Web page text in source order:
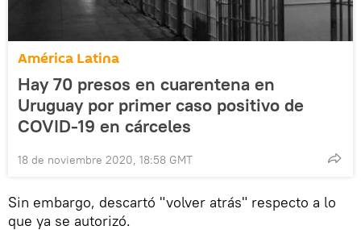
América Latina
Hay 70 presos en cuarentena en
Uruguay por primer caso positivo de
COVID-19 en cárceles
18 de noviembre 2020, 18:58 GMT
Sin embargo, descartó "volver atrás" respecto a lo
que ya se autorizó.